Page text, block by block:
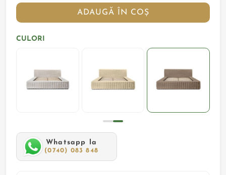
ADAUGĂ ÎN COȘ
CULORI
Whatsapp la
(0740) 083 848